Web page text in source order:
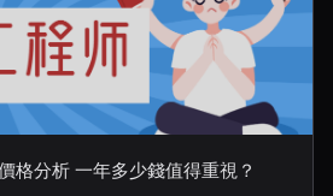
格分析 一年多少錢值得重視？